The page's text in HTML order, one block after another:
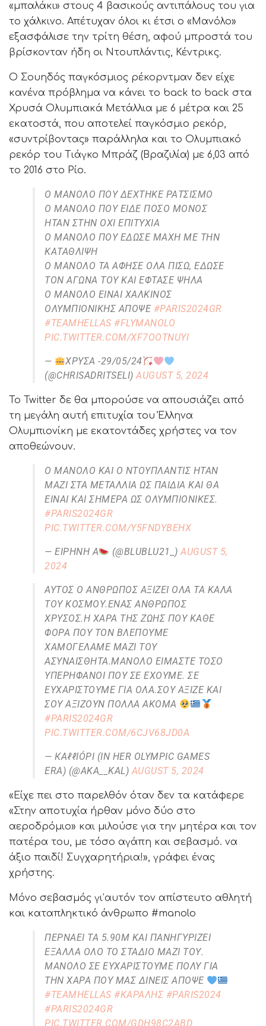
«μπαλάκι» στους 4 βασικούς αντιπάλους του για
το χάλκινο. Απέτυχαν όλοι κι έτσι ο «Μανόλο»
εξασφάλισε την τρίτη θέση, αφού μπροστά του
βρίσκονταν ήδη οι Ντουπλάντις, Κέντρικς.
Ο Σουηδός παγκόσμιος ρέκορντμαν δεν είχε
κανένα πρόβλημα να κάνει το back to back στα
Χρυσά Ολυμπιακά Μετάλλια με 6 μέτρα και 25
εκατοστά, που αποτελεί παγκόσμιο ρεκόρ,
«συντρίβοντας» παράλληλα και το Ολυμπιακό
ρεκόρ του Τιάγκο Μπράζ (Βραζιλία) με 6,03 από
το 2016 στο Ρίο.
Ο ΜΑΝΟΛΟ ΠΟΥ ΔΈΧΤΗΚΕ ΡΑΤΣΙΣΜΌ
Ο ΜΑΝΟΛΟ ΠΟΥ ΕΊΔΕ ΠΌΣΟ ΜΌΝΟΣ
ΉΤΑΝ ΣΤΗΝ ΌΧΙ ΕΠΙΤΥΧΊΑ
Ο ΜΑΝΟΛΟ ΠΟΥ ΈΔΩΣΕ ΜΆΧΗ ΜΕ ΤΗΝ
ΚΑΤΆΘΛΙΨΗ
Ο ΜΑΝΟΛΟ ΤΑ ΆΦΗΣΕ ΌΛΑ ΠΊΣΩ, ΈΔΩΣΕ
ΤΟΝ ΑΓΏΝΑ ΤΟΥ ΚΑΙ ΈΦΤΑΣΕ ΨΗΛΆ
Ο ΜΑΝΟΛΟ ΕΊΝΑΙ ΧΆΛΚΙΝΟΣ
ΟΛΥΜΠΙΟΝΊΚΗΣ ΑΠΌΨΕ #PARIS2024GR
#TEAMHELLAS #FLYMANOLO
PIC.TWITTER.COM/XF7OOTNUYI
—
ΧΡΎΣΑ -29/05/24
(@CHRISADRITSELI)AUGUST 5, 2024
Το Twitter δε θα μπορούσε να απουσιάζει από
τη μεγάλη αυτή επιτυχία του Έλληνα
Ολυμπιονίκη με εκατοντάδες χρήστες να τον
αποθεώνουν.
Ο ΜΑΝΟΛΟ ΚΑΙ Ο ΝΤΟΥΠΛΑΝΤΙΣ ΗΤΑΝ
ΜΑΖΊ ΣΤΑ ΜΕΤΆΛΛΙΑ ΩΣ ΠΑΙΔΙΆ ΚΑΙ ΘΑ
ΕΊΝΑΙ ΚΑΙ ΣΉΜΕΡΑ ΩΣ ΟΛΥΜΠΙΟΝΊΚΕΣ.
#PARIS2024GR
PIC.TWITTER.COM/Y5FNDYBEHX
— ΕΙΡΉΝΗ A (@BLUBLU21_)AUGUST 5,
2024
ΑΥΤΌΣ Ο ΆΝΘΡΩΠΟΣ ΑΞΊΖΕΙ ΌΛΑ ΤΑ ΚΑΛΆ
ΤΟΥ ΚΌΣΜΟΥ.ΕΝΑΣ ΆΝΘΡΩΠΟΣ
ΧΡΥΣΌΣ.Η ΧΑΡΆ ΤΗΣ ΖΩΉΣ ΠΟΥ ΚΆΘΕ
ΦΟΡΆ ΠΟΥ ΤΟΝ ΒΛΈΠΟΥΜΕ
ΧΑΜΟΓΕΛΆΜΕ ΜΑΖΊ ΤΟΥ
ΑΣΥΝΑΊΣΘΗΤΑ.ΜΑΝΌΛΟ ΕΊΜΑΣΤΕ ΤΌΣΟ
ΥΠΕΡΉΦΑΝΟΙ ΠΟΥ ΣΕ ΈΧΟΥΜΕ. ΣΕ
ΕΥΧΑΡΙΣΤΟΎΜΕ ΓΙΑ ΌΛΑ.ΣΟΥ ΑΞΊΖΕ ΚΑΙ
ΣΟΥ ΑΞΊΖΟΥΝ ΠΟΛΛΆ ΑΚΌΜΑ
#PARIS2024GR
PIC.TWITTER.COM/6CJV68JD0A
— КΑℓℓΙÓPI (IN HER OLYMPIC GAMES
ERA) (@AKA__KAL)AUGUST 5, 2024
«Είχε πει στο παρελθόν όταν δεν τα κατάφερε
«Στην αποτυχία ήρθαν μόνο δύο στο
αεροδρόμιο» και μιλούσε για την μητέρα και τον
πατέρα του, με τόσο αγάπη και σεβασμό. να
άξιο παιδί! Συγχαρητήρια!», γράφει ένας
χρήστης.
Μόνο σεβασμός γι’αυτόν τον απίστευτο αθλητή
και καταπληκτικό άνθρωπο #manolo
ΠΕΡΝΆΕΙ ΤΑ 5.90Μ ΚΑΙ ΠΑΝΗΓΥΡΊΖΕΙ
ΈΞΑΛΛΑ ΌΛΟ ΤΟ ΣΤΆΔΙΟ ΜΑΖΊ ΤΟΥ.
ΜΑΝΌΛΟ ΣΕ ΕΥΧΑΡΙΣΤΟΎΜΕ ΠΟΛΥ ΓΙΑ
ΤΗΝ ΧΑΡΆ ΠΟΥ ΜΑΣ ΔΊΝΕΙΣ ΑΠΌΨΕ
#TEAMHELLAS #ΚΑΡΑΛΗΣ #PARIS2024
#PARIS2024GR
PIC.TWITTER.COM/GDH98C2ABD